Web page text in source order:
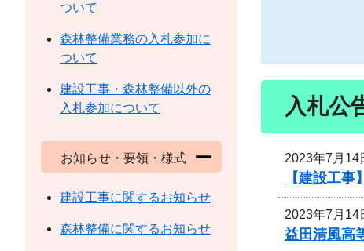
入札公
2023年7月14
【建設工
2023年7月14
益田清風高
ついて
森林整備業務の入札参加に
ついて
建設工事・森林整備以外の
入札参加について
お知らせ・要領・様式
建設工事に関するお知らせ
森林整備に関するお知らせ